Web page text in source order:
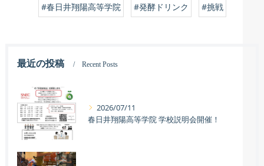
#春日井翔陽高等学院 #発酵ドリンク #挑戦
最近の投稿 Recent Posts
2026/07/11
春日井翔陽高等学院 学校説明会開催！